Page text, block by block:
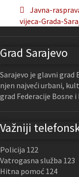
Javna-
vijeca-Grada-
Grad Sarajevo
Sarajevo je glavni
njen najveći urbani,
grad Federacije Bosne
Važniji
Policija 122
Vatrogasna služba 123
Hitna pomoć 124